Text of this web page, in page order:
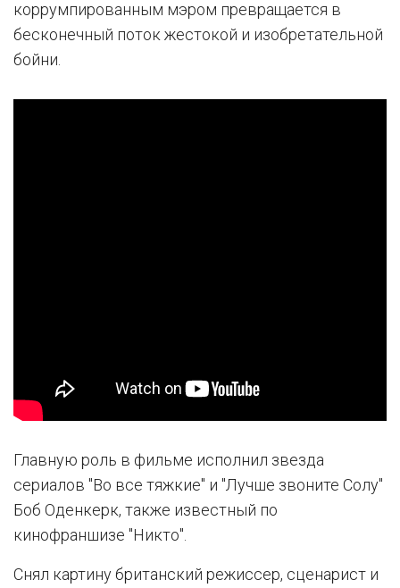
коррумпированным мэром превращается в
бесконечный поток жестокой и изобретательной
бойни.
Главную роль в фильме исполнил звезда
сериалов "Во все тяжкие" и "Лучше звоните Солу"
Боб Оденкерк, также известный по
кинофраншизе "Никто".
Снял картину британский режиссер, сценарист и